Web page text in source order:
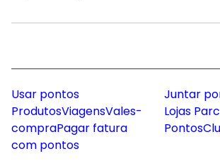
Usar pontos
ProdutosViagensVales-
compraPagar fatura
com pontos
Juntar
Lojas
Pontos